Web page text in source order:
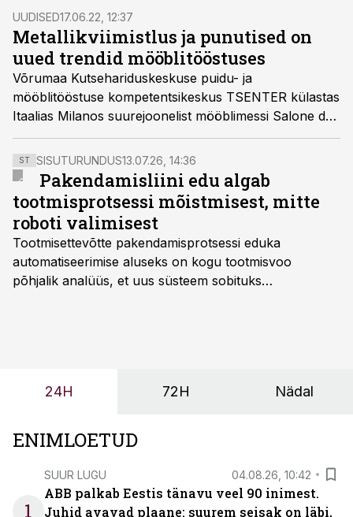
kompetentsikeskus TSENTER. Osalejate muljed
koondas kokku Hille Lillemägi.
UUDISED17.06.22, 12:37
Metallikviimistlus ja punutised on
uued trendid mööblitööstuses
Võrumaa Kutsehariduskeskuse puidu- ja
mööblitööstuse kompetentsikeskus TSENTER külastas
Itaalias Milanos suurejoonelist mööblimessi Salone del
Mobile. Eesti lugejateni toovad nad mõned silmajäänud
trendid tänapäevasest mööblidisainist.
ST SISUTURUNDUS13.07.26, 14:36
Pakendamisliini edu algab
tootmisprotsessi mõistmisest, mitte
roboti valimisest
Tootmisettevõtte pakendamisprotsessi eduka
automatiseerimise aluseks on kogu tootmisvoo
põhjalik analüüs, et uus süsteem sobituks
OÜ tegevjuht Sander Mitendorf.
24H 72H Nädal
ENIMLOETUD
1
SUUR LUGU 04.08.26, 10:42
ABB palkab Eestis tänavu veel 90 inimest.
Juhid avavad plaane: suurem seisak on läbi,